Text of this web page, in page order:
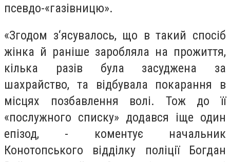
псевдо-«газівницю».
«Згодом з‘ясувалось, що в такий спосіб
жінка й раніше заробляла на прожиття,
кілька разів була засуджена за
шахрайство, та відбувала покарання в
місцях позбавлення волі. Тож до її
«послужного списку» додався іще один
епізод, - коментує начальник
Конотопського відділку поліції Богдан